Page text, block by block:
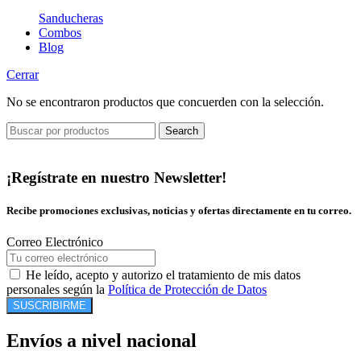
Sanducheras
Combos
Blog
Cerrar
No se encontraron productos que concuerden con la selección.
Search
¡Regístrate en nuestro Newsletter!
Recibe promociones exclusivas, noticias y ofertas directamente en tu correo.
Correo Electrónico
He leído, acepto y autorizo el tratamiento de mis datos
personales según la Política de Protección de Datos
SUSCRIBIRME
Envíos a nivel nacional